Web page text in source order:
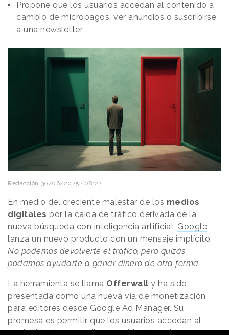
Propone que los usuarios accedan al contenido a
cambio de micropagos, ver anuncios o suscribirse
a una newsletter
Redacción 30/06/2025 · 08:22
En medio del creciente malestar de los medios
digitales por la caída de tráfico derivada de la
nueva búsqueda con inteligencia artificial, Google
lanza un nuevo producto con un mensaje implícito:
No podemos devolverte el tráfico, pero quizás
podamos ayudarte a ganar dinero de otra forma.
La herramienta se llama Offerwall y ha sido
presentada como una nueva vía de monetización
para editores desde Google Ad Manager. Su
promesa es permitir que los usuarios accedan al
contenido de un medio a cambio de acciones como